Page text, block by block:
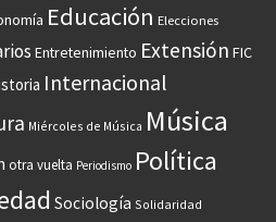
Educación Elecciones
Entretenimiento Extensión FIC
Internacional
Miércoles de Música Música
otra vuelta Periodismo Política
Sociología Solidaridad